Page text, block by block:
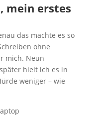
mein erstes
das machte es so
ohne
mich. Neun
hielt ich es in
weniger – wie